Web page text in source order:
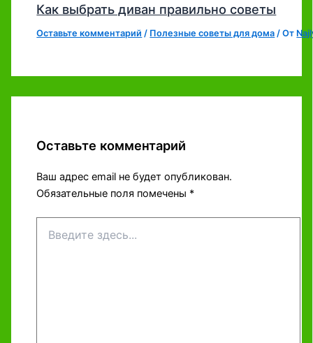
Как выбрать диван правильно советы
Оставьте комментарий / Полезные советы для дома / От
Оставьте комментарий
Ваш адрес email не будет опубликован.
Обязательные поля помечены *
здесь...